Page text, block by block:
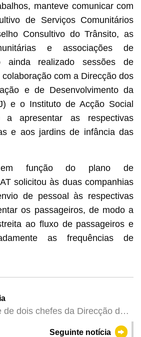
manteve comunicar com
de Serviços Comunitários
Consultivo do Trânsito, as
e associações de
ainda realizado sessões de
com a Direcção dos
e de Desenvolvimento da
e o Instituto de Acção Social
apresentar as respectivas
e aos jardins de infância das
em função do plano de
solicitou às duas companhias
de pessoal às respectivas
os passageiros, de modo a
ao fluxo de passageiros e
as frequências de
de dois chefes da Direcção dos
Seguinte notícia